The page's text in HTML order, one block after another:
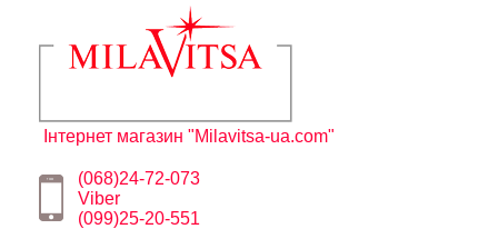
Інтернет магазин "Milavitsa-ua.com"
(068)24-72-073
Viber
(099)25-20-551